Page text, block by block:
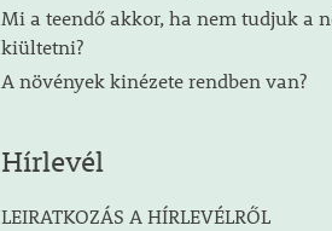
Mi a teendő akkor, ha nem tudjuk a
kiültetni?
A növények kinézete rendben van?
Hírlevél
LEIRATKOZÁS A HÍRLEVÉLRŐL